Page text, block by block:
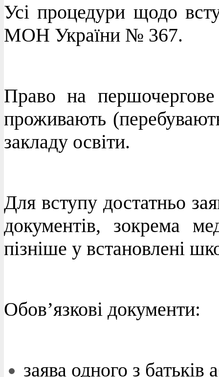
Усі процедури щодо
МОН України № 367.
Право на
проживають
закладу освіти.
Для вступу достатньо
документів, зокрема
пізніше у встановлені
Обов’язкові документи:
заява одного з батьків